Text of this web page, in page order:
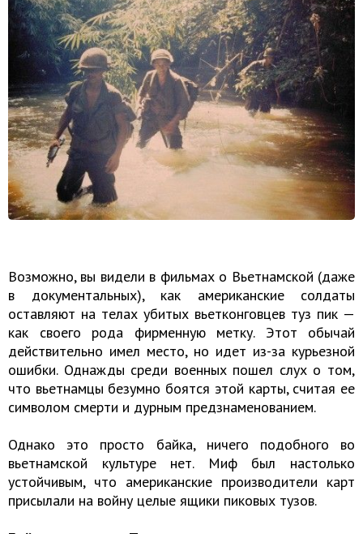
Возможно, вы видели в фильмах о Вьетнамской (даже
в документальных), как американские солдаты
оставляют на телах убитых вьетконговцев туз пик —
как своего рода фирменную метку. Этот обычай
действительно имел место, но идет из-за курьезной
ошибки. Однажды среди военных пошел слух о том,
что вьетнамцы безумно боятся этой карты, считая ее
символом смерти и дурным предзнаменованием.
Однако это просто байка, ничего подобного во
вьетнамской культуре нет. Миф был настолько
устойчивым, что американские производители карт
присылали на войну целые ящики пиковых тузов.